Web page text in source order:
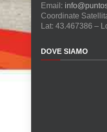
Email:
Coordinate
Lat: 43.467386 –
DOVE SIAMO